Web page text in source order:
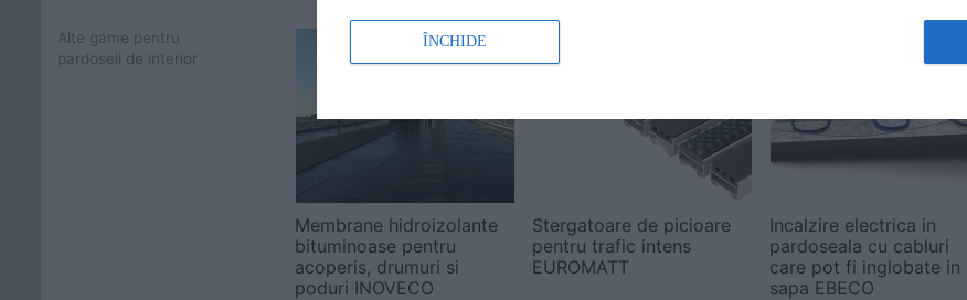
Alte game pentru
pardoseli de interior
Membrane hidroizolante
bituminoase pentru
acoperis, drumuri si
poduri INOVECO
Stergatoare de picioare
pentru trafic intens
EUROMATT
Incalzire electrica in
pardoseala cu cabluri
care pot fi inglobate in
sapa EBECO
ÎNCHIDE